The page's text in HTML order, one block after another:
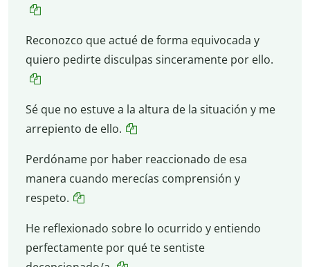
Reconozco que actué de forma equivocada y
quiero pedirte disculpas sinceramente por ello.
Sé que no estuve a la altura de la situación y me
arrepiento de ello.
Perdóname por haber reaccionado de esa
manera cuando merecías comprensión y
respeto.
He reflexionado sobre lo ocurrido y entiendo
perfectamente por qué te sentiste